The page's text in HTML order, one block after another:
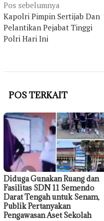
Navigasi
pos
Pos sebelumnya
Kapolri Pimpin Sertijab Dan
Pelantikan Pejabat Tinggi
Polri Hari Ini
POS TERKAIT
Diduga Gunakan Ruang dan
Fasilitas SDN 11 Semendo
Darat Tengah untuk Senam,
Publik Pertanyakan
Pengawasan Aset Sekolah